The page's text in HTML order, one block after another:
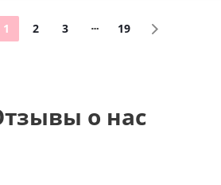
1 2 3 19
о нас